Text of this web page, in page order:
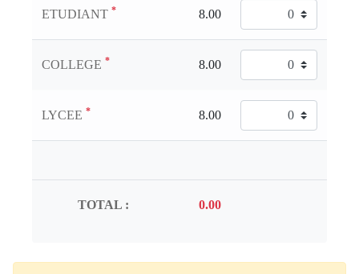
ETUDIANT *
COLLEGE *
LYCEE *
TOTAL :